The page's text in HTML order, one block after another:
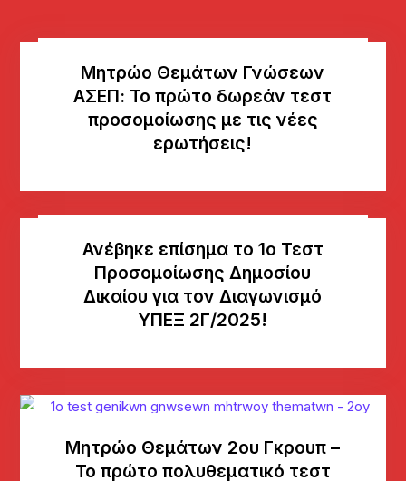
Μητρώο Θεμάτων Γνώσεων
AΣΕΠ: Το πρώτο δωρεάν τεστ
προσομοίωσης με τις νέες
ερωτήσεις!
Ανέβηκε επίσημα το 1ο Τεστ
Προσομοίωσης Δημοσίου
Δικαίου για τον Διαγωνισμό
ΥΠΕΞ 2Γ/2025!
Μητρώο Θεμάτων 2ου Γκρουπ –
Το πρώτο πολυθεματικό τεστ